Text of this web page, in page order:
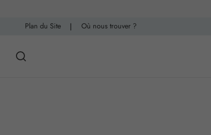
Plan du Site | Où nous trouver ?